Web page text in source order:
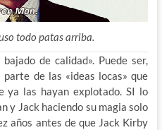
todo patas arriba.
de calidad». Puede ser,
de las «ideas locas» que
ya las hayan explotado. SI lo
y Jack haciendo su magia solo
años antes de que Jack Kirby